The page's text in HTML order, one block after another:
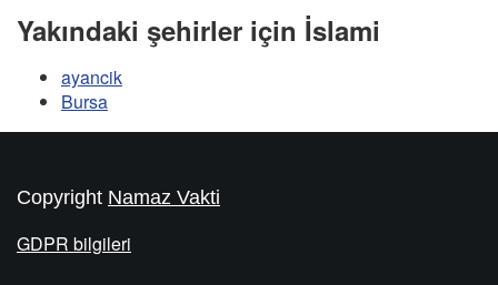
Yakındaki şehirler için İslami
ayancik
Bursa
Copyright Namaz Vakti
GDPR bilgileri